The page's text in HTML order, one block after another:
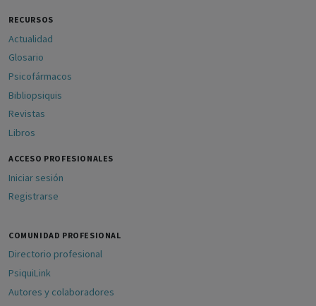
RECURSOS
Actualidad
Glosario
Psicofármacos
Bibliopsiquis
Revistas
Libros
ACCESO PROFESIONALES
Iniciar sesión
Registrarse
COMUNIDAD PROFESIONAL
Directorio profesional
PsiquiLink
Autores y colaboradores